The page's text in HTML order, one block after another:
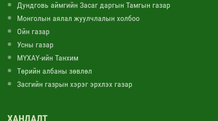
Дундговь аймгийн Засаг даргын Тамгын газар
Монголын аялал жуулчлалын холбоо
Ойн газар
Усны газар
МҮХАҮ-ийн Танхим
Төрийн албаны зөвлөл
Засгийн газрын хэрэг эрхлэх газар